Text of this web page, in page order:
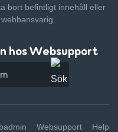
bort befintligt innehåll eller
hos Websupport
Websupport Help